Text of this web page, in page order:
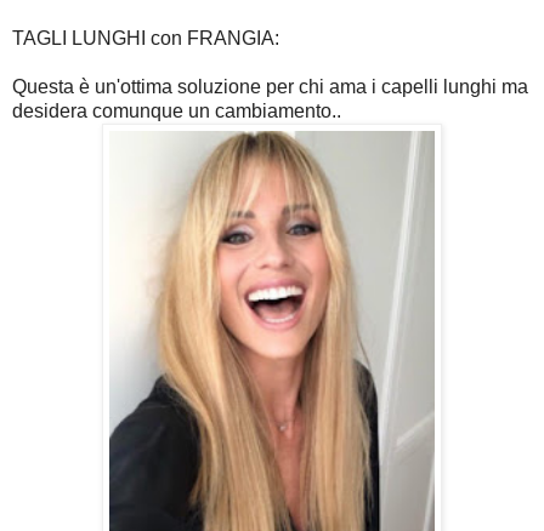
TAGLI LUNGHI con FRANGIA:
Questa è un'ottima soluzione per chi ama i capelli lunghi ma
desidera comunque un cambiamento..